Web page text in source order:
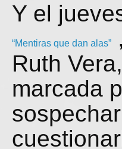
Y el
“Mentiras que dan alas”
Ruth
marcada